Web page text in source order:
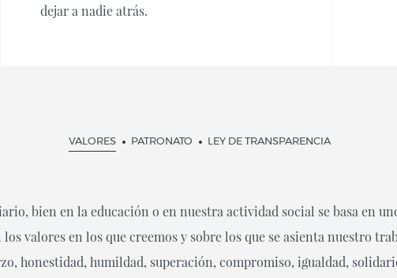
dejar a nadie atrás.
VALORES PATRONATO LEY DE TRANSPARENCIA
bien en la educación o en nuestra actividad social se basa en
los valores en los que creemos y sobre los que se asienta nuestro
honestidad, humildad, superación, compromiso, igualdad,